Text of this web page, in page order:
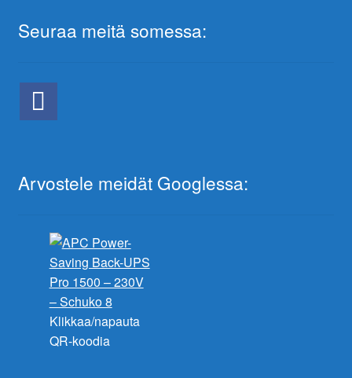
Seuraa meitä somessa:
Arvostele meidät Googlessa:
Klikkaa/napauta
QR-koodia